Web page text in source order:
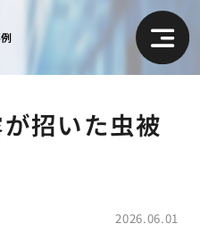
招いた虫被
2026.06.01